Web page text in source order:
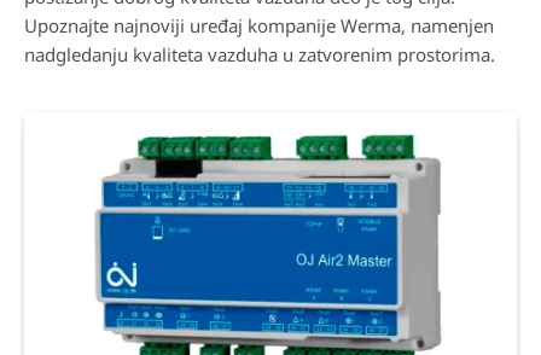
Upoznajte najnoviji uređaj kompanije Werma, namenjen
nadgledanju kvaliteta vazduha u zatvorenim prostorima.